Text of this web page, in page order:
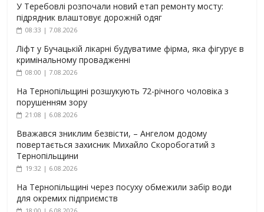
У Теребовлі розпочали новий етап ремонту мосту:
підрядник влаштовує дорожній одяг
08:33 | 7.08.2026
Ліфт у Бучацькій лікарні будуватиме фірма, яка фігурує в
кримінальному провадженні
08:00 | 7.08.2026
На Тернопільщині розшукують 72-річного чоловіка з
порушенням зору
21:08 | 6.08.2026
Вважався зниклим безвісти, – Ангелом додому
повертається захисник Михайло Скоробогатий з
Тернопільщини
19:32 | 6.08.2026
На Тернопільщині через посуху обмежили забір води
для окремих підприємств